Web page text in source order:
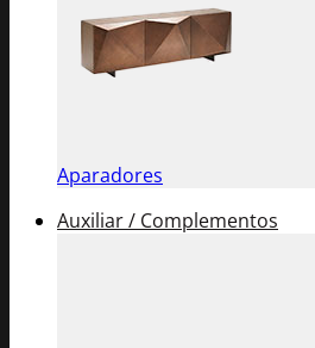
Aparadores
Auxiliar / Complementos